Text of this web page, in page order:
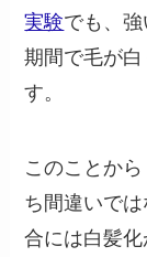
実験でも、
期間で毛が
す。
このことか
ち間違いで
合には白髪